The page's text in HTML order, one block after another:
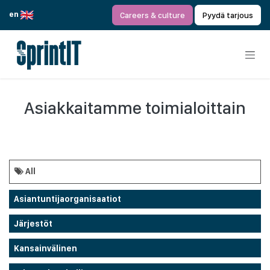
en
Careers & culture Pyydä tarjous
Asiakkaitamme toimialoittain
All
Asiantuntijaorganisaatiot
Järjestöt
Kansainvälinen